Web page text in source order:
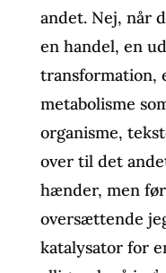
andet. Nej, når
en handel, en
transformation,
metabolisme
organisme,
over til det
hænder, men
oversættende
katalysator for